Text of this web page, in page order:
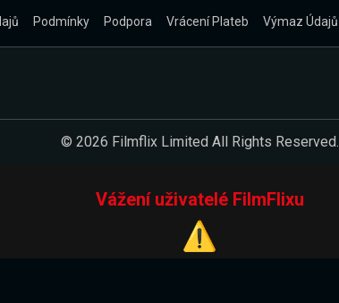
Podmínky Podpora Vrácení Plateb Výmaz Údajů
© 2026 Filmflix Limited All Rights Reserved.
Vážení uživatelé FilmFlixu
⚠️